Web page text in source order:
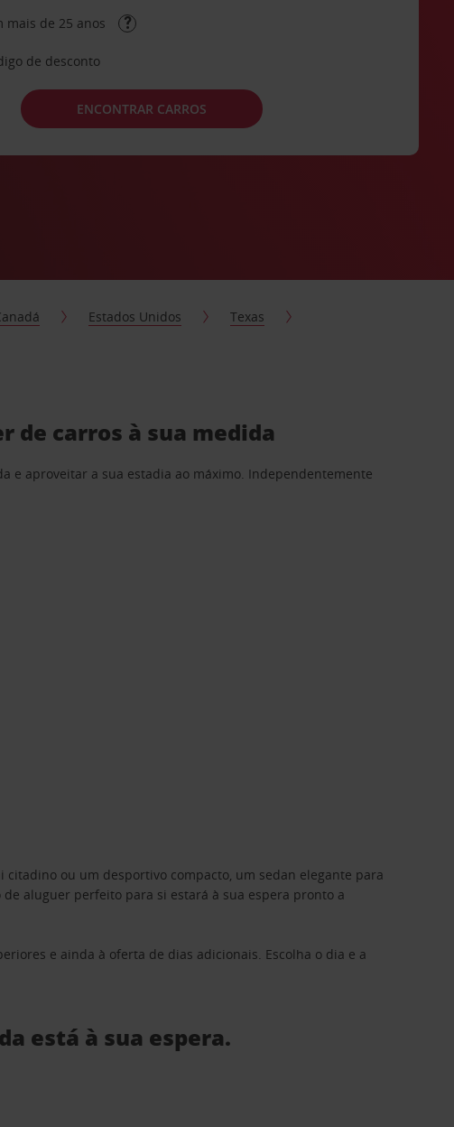
mais de 25 anos
de desconto
ENCONTRAR CARROS
Estados Unidos
Texas
de carros à sua medida
e aproveitar a sua estadia ao máximo. Independentemente
ou um desportivo compacto, um sedan elegante para
aluguer perfeito para si estará à sua espera pronto a
e ainda à oferta de dias adicionais. Escolha o dia e a
está à sua espera.